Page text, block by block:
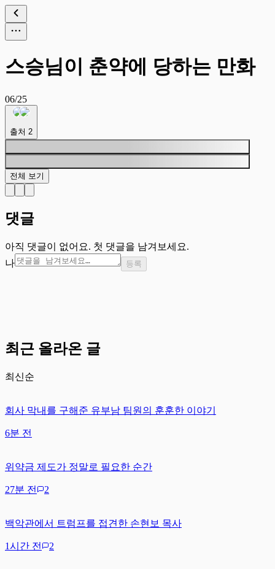
스승님이 춘약에 당하는 만화
06/25
출처 2
전체 보기
댓글
아직 댓글이 없어요. 첫 댓글을 남겨보세요.
나
등록
최근 올라온 글
최신순
회사 막내를 구해준 유부남 팀원의 훈훈한 이야기
6분 전
위약금 제도가 정말로 필요한 순간
27분 전 2
백악관에서 트럼프를 접견한 손현보 목사
1시간 전 2